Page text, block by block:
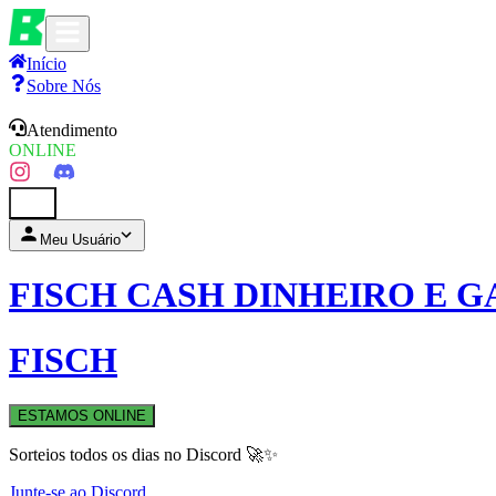
Início
Sobre Nós
Atendimento
ONLINE
Meu Usuário
FISCH CASH DINHEIRO E
FISCH
ESTAMOS ONLINE
Sorteios todos os dias no Discord 🚀✨